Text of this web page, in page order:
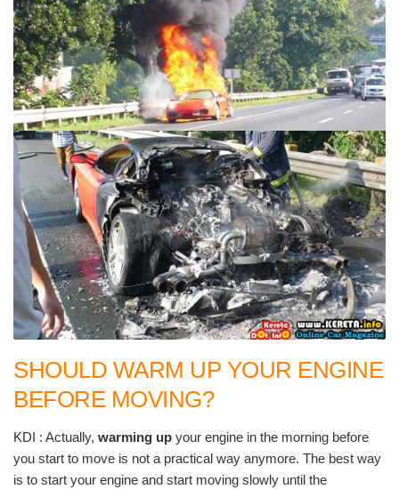
SHOULD WARM UP YOUR ENGINE
BEFORE MOVING?
KDI : Actually, warming up your engine in the morning before
you start to move is not a practical way anymore. The best way
is to start your engine and start moving slowly until the